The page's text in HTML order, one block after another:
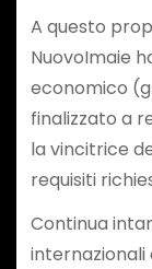
A questo
NuovoImaie
economico
finalizzato a
la vincitrice
requisiti
Continua